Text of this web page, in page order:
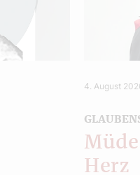
4. August
Herz